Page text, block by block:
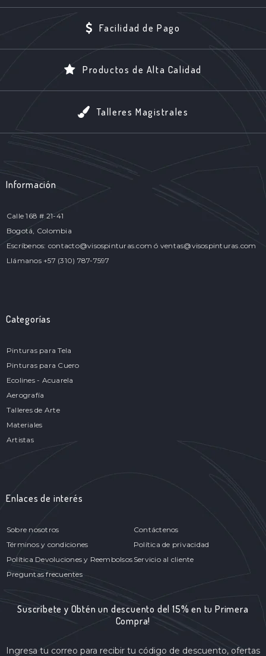
Facilidad de Pago
Productos de Alta Calidad
Talleres Magistrales
Información
Calle 168 # 21-41
Bogotá, Colombia
Escríbenos: contacto@visospinturas.com ó ventas@visospinturas.com
Llámanos +57 (310) 787-7597
Categorías
Pinturas para Tela
Pinturas para Cuero
Ecolines - Acuarela
Aerografía
Talleres de Arte
Materiales
Artistas
Enlaces de interés
Sobre nosotros
Contáctenos
Términos y condiciones
Política de privacidad
Política Devoluciones y Reembolsos Servicio al cliente
Preguntas frecuentes
Suscríbete y Obtén un descuento del 15% en tu Primera
Compra!
Ingresa tu correo para recibir tu código de descuento, ofertas